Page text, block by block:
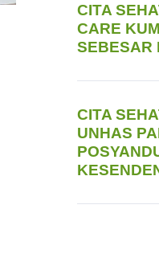
CITA
CARE
SEBESAR
CITA
UNHAS